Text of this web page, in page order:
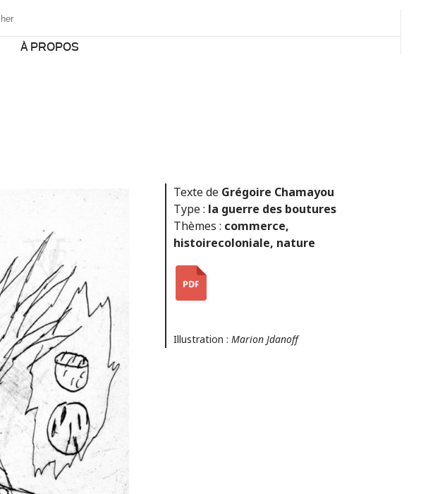
À PROPOS
Texte de Grégoire Chamayou
Type : la guerre des boutures
Thèmes : commerce,
histoirecoloniale, nature
Illustration : Marion Jdanoff